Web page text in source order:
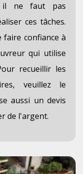
il ne faut pas
ces tâches.
confiance à
qui utilise
recueillir les
veuillez le
aussi un devis
de l'argent.